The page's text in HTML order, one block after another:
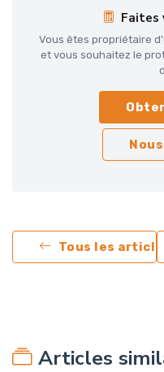
Faites
Vous êtes propriétaire
et vous souhaitez le
Tous les articles
Articles